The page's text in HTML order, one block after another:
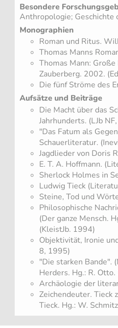
Besondere
Anthropologie; Geschichte
Monographien
Roman und Ritus.
Thomas Manns
Thomas Mann:
Zauberberg. 2002.
Die fünf Ströme des
Aufsätze und Beiträge
Die Macht über das
Jahrhunderts. (LJb
"Das Fatum als
Schauerliteratur.
Jagdlieder von Doris
E. T. A. Hoffmann.
Sherlock Holmes in
Ludwig Tieck
Steine, Tod und
Philosophische
(Der ganze Mensch.
(KleistJb. 1994)
Objektivität, Ironie
8, 1995)
"Die starken Bande".
Herders. Hg.: R.
Archäologie der
Zeichendeuter. Tieck
Tieck. Hg.: W.